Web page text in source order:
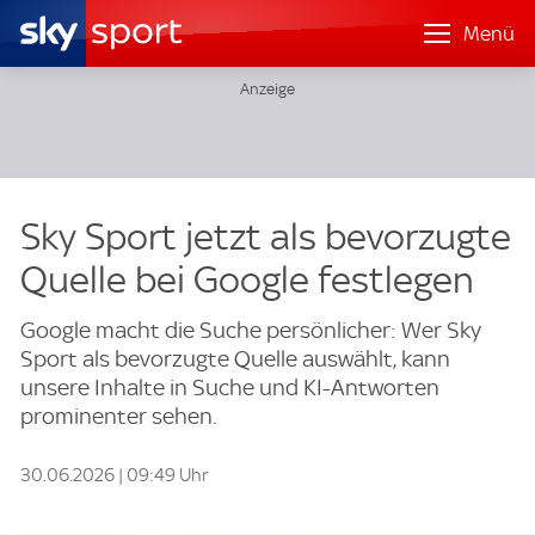
Menü
Sky Sport jetzt als bevorzugte
Quelle bei Google festlegen
Google macht die Suche persönlicher: Wer Sky
Sport als bevorzugte Quelle auswählt, kann
unsere Inhalte in Suche und KI-Antworten
prominenter sehen.
30.06.2026 | 09:49 Uhr